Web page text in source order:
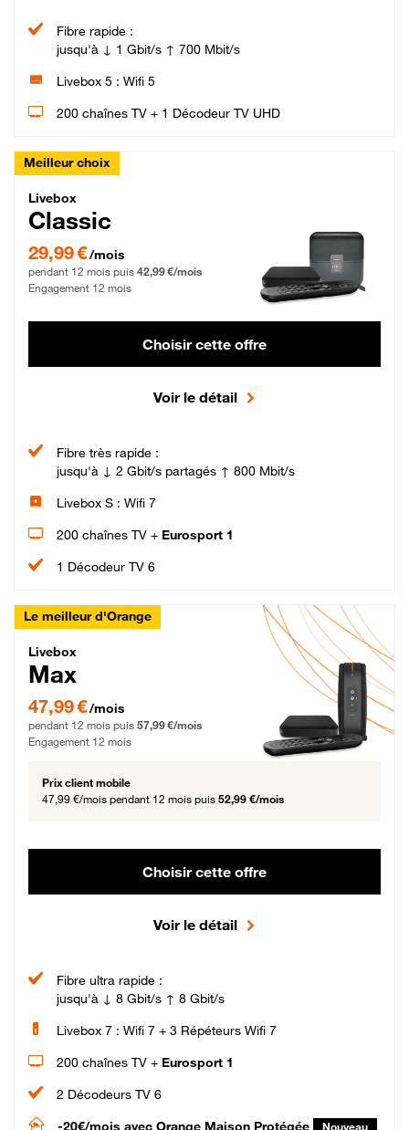
Fibre rapide :
jusqu'à ↓ 1 Gbit/s ↑ 700 Mbit/s
Livebox 5 : Wifi 5
200 chaînes TV + 1 Décodeur TV UHD
Meilleur choix
Livebox Classic Fibre
Livebox
Classic
29,99 € par mois pendant 12 mois puis 42,99 € par mois, Engagement 12 mois
29,99 €/mois
pendant 12 mois puis 42,99 €/mois
Engagement 12 mois
Choisir cette offre
Voir le détail
Fibre très rapide :
jusqu'à ↓ 2 Gbit/s partagés ↑ 800 Mbit/s
Livebox S : Wifi 7
200 chaînes TV + Eurosport 1
1 Décodeur TV 6
Le meilleur d'Orange
Livebox Max Fibre
Livebox
Max
47,99 € par mois pendant 12 mois puis 57,99 € par mois, Engagement 12 mois
47,99 €/mois
pendant 12 mois puis 57,99 €/mois
Engagement 12 mois
Prix client mobile
47,99 €/mois pendant 12 mois puis 52,99 €/mois
Choisir cette offre
Voir le détail
Fibre ultra rapide :
jusqu'à ↓ 8 Gbit/s ↑ 8 Gbit/s
Livebox 7 : Wifi 7 + 3 Répéteurs Wifi 7
200 chaînes TV + Eurosport 1
2 Décodeurs TV 6
-20€/mois avec Orange Maison Protégée Nouveau